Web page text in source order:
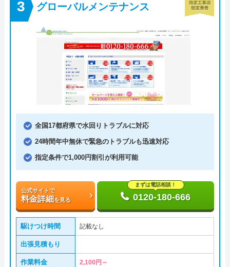
グローバルメンテナンス
全国17都府県で水回りトラブルに対応
24時間年中無休で緊急のトラブルも迅速対応
指定条件で1,000円割引が利用可能
公式サイトで
料金詳細を見る
まずは電話相談！
0120-180-666
駆けつけ時間 記載なし
出張見積もり
作業料金 2,100円～